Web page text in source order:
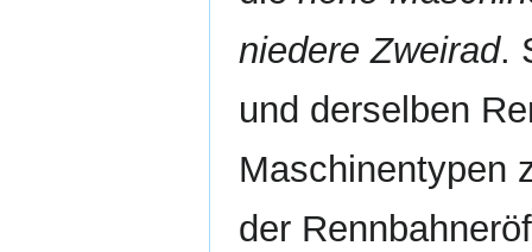
niedere Zweirad.
und derselben
Maschinentypen
der